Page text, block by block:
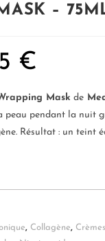
–
€
Mask de
peau pendant la nuit
Résultat : un teint
, Collagène,